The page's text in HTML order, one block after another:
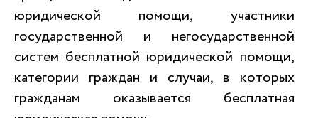
юридической помощи, участники
государственной и негосударственной
систем бесплатной юридической помощи,
категории граждан и случаи, в которых
гражданам оказывается бесплатная